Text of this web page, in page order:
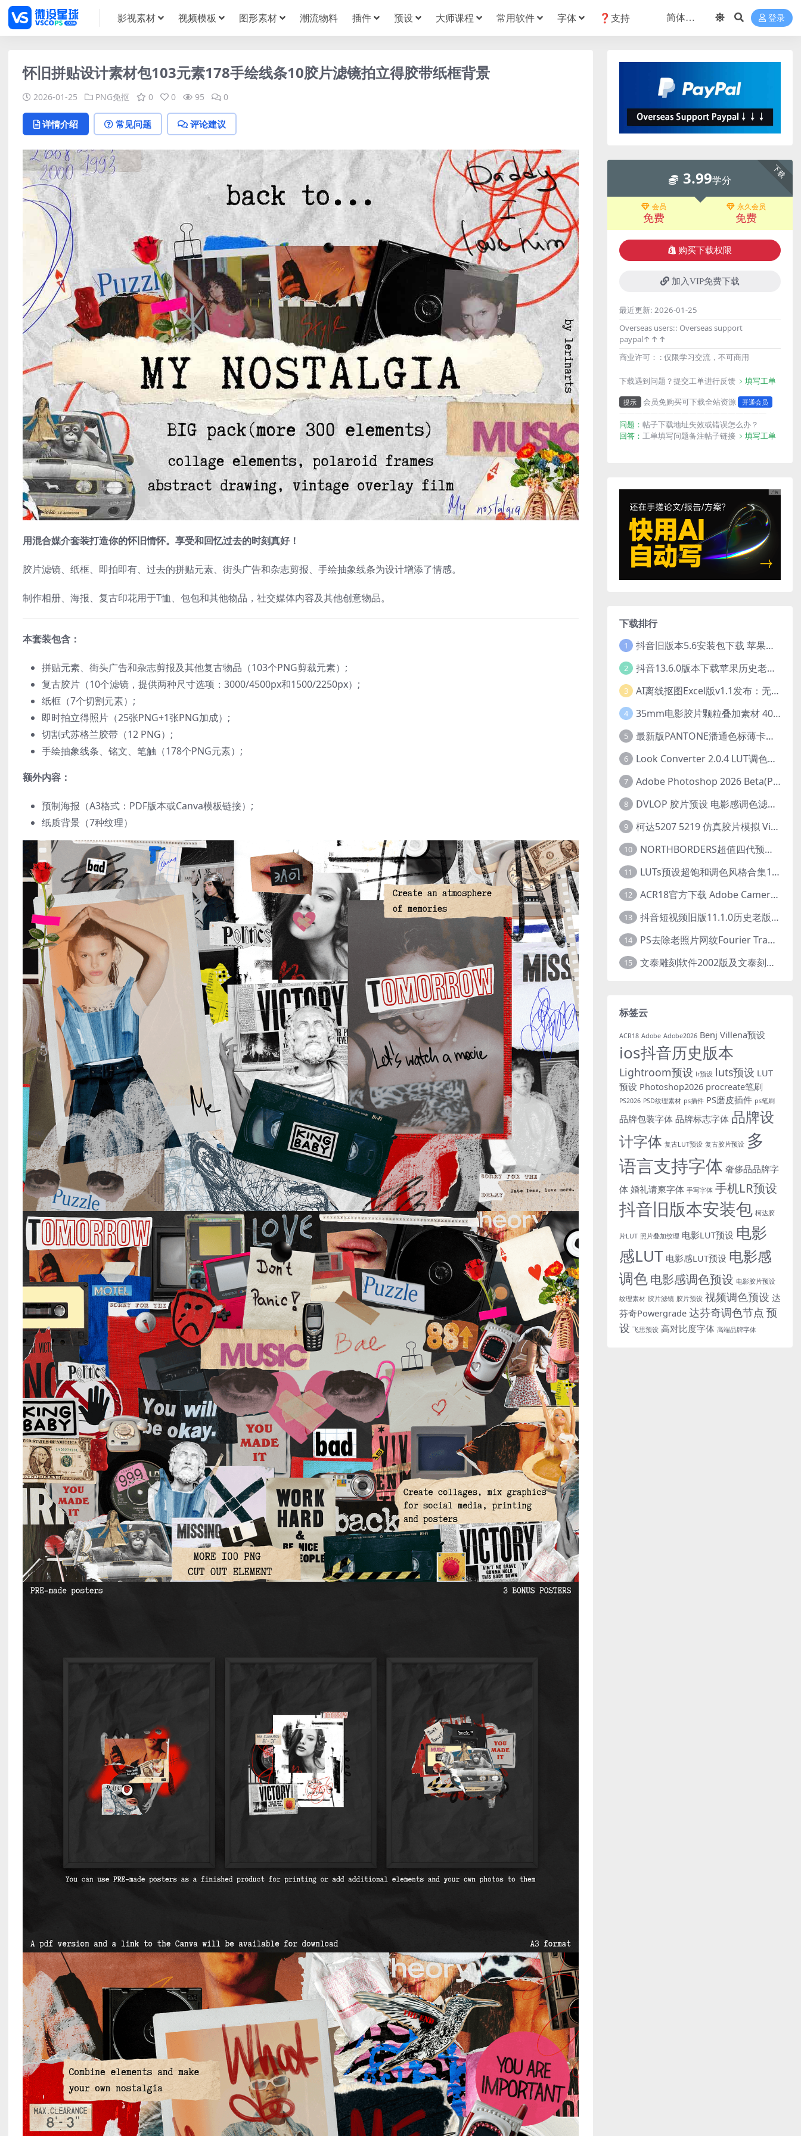
影视素材 视频模板 图形素材 潮流物料 插件 预设 大师课程 常用软件 字体 ❓支持 登录
怀旧拼贴设计素材包103元素178手绘线条10胶片滤镜拍立得胶带纸框背景
2026-01-25 PNG免抠 0 0 95 0
详情介绍 常见问题 评论建议
用混合媒介套装打造你的怀旧情怀。享受和回忆过去的时刻真好！
胶片滤镜、纸框、即拍即有、过去的拼贴元素、街头广告和杂志剪报、手绘抽象线条为设计增添了情感。
制作相册、海报、复古印花用于T恤、包包和其他物品，社交媒体内容及其他创意物品。
本套装包含：
拼贴元素、街头广告和杂志剪报及其他复古物品（103个PNG剪裁元素）;
复古胶片（10个滤镜，提供两种尺寸选项：3000/4500px和1500/2250px）;
纸框（7个切割元素）;
即时拍立得照片（25张PNG+1张PNG加成）;
切割式苏格兰胶带（12 PNG）;
手绘抽象线条、铭文、笔触（178个PNG元素）;
额外内容：
预制海报（A3格式：PDF版本或Canva模板链接）;
纸质背景（7种纹理）
下载
3.99学分
会员
免费
永久会员
免费
购买下载权限
加入VIP免费下载
最近更新: 2026-01-25
Overseas users:: Overseas support
paypal↑↑↑
商业许可： : 仅限学习交流，不可商用
下载遇到问题？提交工单进行反馈 ﹥填写工单
提示 会员免购买可下载全站资源 开通会员
———————————————————
问题： 帖子下载地址失效或错误怎么办？
回答： 工单填写问题备注帖子链接 ﹥填写工单
下载排行
1 抖音旧版本5.6安装包下载 苹果抖音历史版本下载安装 ios抖音老旧版本大全 抖音5.6.0历史官方版安装下载
2 抖音13.6.0版本下载苹果历史老旧版本 ios抖音13.6旧版本安装包
3 AI离线抠图Excel版v1.1发布：无需联网一键智能去除背景
4 35mm电影胶片颗粒叠加素材 40个4K真实噪点纹理 20动态+20静态视频剪辑特效包
5 最新版PANTONE潘通色标薄卡库 GP1601N完美兼容Adobe Illustrator免费下载
6 Look Converter 2.0.4 LUT调色格式转换工具一键转换LR预设【附教程】
7 Adobe Photoshop 2026 Beta(PS2026) v27.2 .m3292 AI 中文绿色免安装版
8 DVLOP 胶片预设 电影感调色滤镜 人像摄影后期处理 婚礼跟拍风格 柯达胶片模拟效果+配置文件 PS/LR JOSE VILLA – For the Love of Film – Kodak Presets
9 柯达5207 5219 仿真胶片模拟 Vincent Color Film PowerGrade 下载 LUT预设怀旧外观色彩分级达芬奇调色节
10 NORTHBORDERS超值四代预设整合包100+专业Lightroom预设含教程与RAW样片 MEGA PACK
11 LUTs预设超饱和调色风格合集10款专业视频色彩视频剪辑预设Motion Array – Super Saturated LUTs Pack
12 ACR18官方下载 Adobe Camera Raw(ACR18) v18.1.1 for Mac 中文最新免费正式版 下载
13 抖音短视频旧版11.1.0历史老版本 苹果抖音旧版本ios恢复抖音旧版本11.1安装包
14 PS去除老照片网纹Fourier Transform FFT/iFFT 滤镜-32/64位
15 文泰雕刻软件2002版及文泰刻绘2009-2010版 包含教程(支持Win7~Win10 64位)
标签云
ACR18 Adobe Adobe2026 Benj Villena预设
ios抖音历史版本
Lightroom预设 lr预设 luts预设 LUT
预设 Photoshop2026 procreate笔刷
PS2026 PSD纹理素材 ps插件 PS磨皮插件 ps笔刷
品牌包装字体 品牌标志字体 品牌设
计字体 复古LUT预设 复古胶片预设 多
语言支持字体 奢侈品品牌字
体 婚礼请柬字体 手写字体 手机LR预设
抖音旧版本安装包 柯达胶
片LUT 照片叠加纹理 电影LUT预设 电影
感LUT 电影感LUT预设 电影感
调色电影感调色预设 电影胶片预设
纹理素材 胶片滤镜 胶片预设 视频调色预设 达
芬奇Powergrade 达芬奇调色节点 预
设 飞思预设 高对比度字体 高端品牌字体